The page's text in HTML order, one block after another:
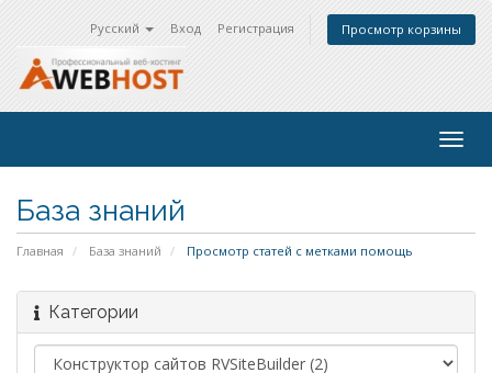
Русский Вход Регистрация Просмотр корзины
База знаний
Главная База знаний Просмотр статей с метками помощь
Категории